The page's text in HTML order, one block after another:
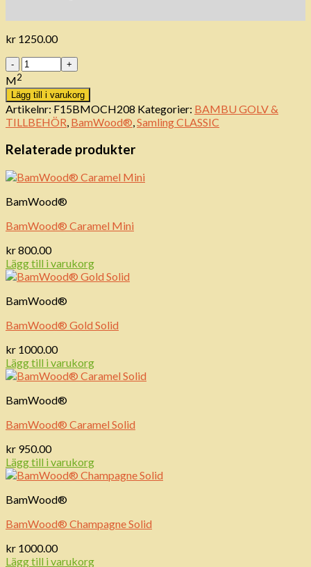
kr 1250.00
Antal
M2
Lägg till i varukorg
Artikelnr: F15BMOCH208 Kategorier: BAMBU GOLV &
TILLBEHÖR, BamWood®,Samling CLASSIC
Relaterade produkter
BamWood®
BamWood® Caramel Mini
kr800.00
Lägg till i varukorg
BamWood®
BamWood® Gold Solid
kr 1000.00
Lägg till i varukorg
BamWood®
BamWood® Caramel Solid
kr 950.00
Lägg till i varukorg
BamWood®
BamWood® Champagne Solid
kr 1000.00
Lägg till i varukorg